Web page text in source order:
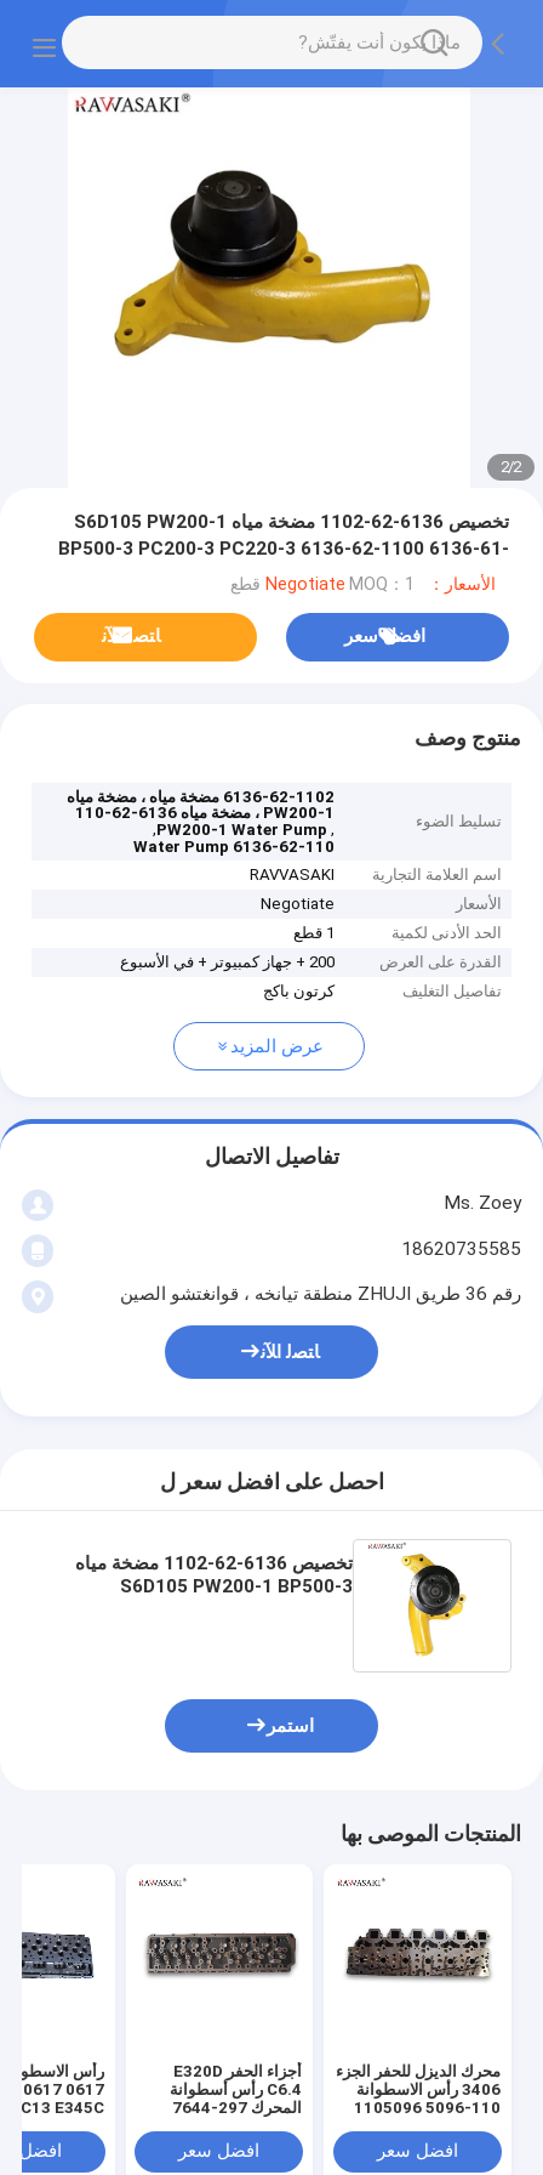
2
/
2
تخصيص 6136-62-1102 مضخة مياه S6D105 PW200-1
BP500-3 PC200-3 PC220-3 6136-62-1100 6136-61-
1200
الأسعار：Negotiate MOQ：1 قطع
افضل سعر ﺎﺘﺼﻟ ﺍﻶﻧ
منتوج وصف
تسليط الضوء
6136-62-1102 مضخة مياه ، مضخة مياه
PW200-1 ، مضخة مياه 6136-62-110
,
PW200-1 Water Pump
,
6136-62-110 Water Pump
اسم العلامة التجارية
RAVVASAKI
الأسعار
Negotiate
الحد الأدنى لكمية
1 قطع
القدرة على العرض
200 + جهاز كمبيوتر + في الأسبوع
تفاصيل التغليف
كرتون باكج
عرض المزيد
تفاصيل الاتصال
Ms. Zoey
18620735585
رقم 36 طريق ZHUJI منطقة تيانخه ، قوانغتشو الصين
ﺎﺘﺼﻟ ﺍﻶﻧ
احصل على افضل سعر ل
تخصيص 6136-62-1102 مضخة مياه
S6D105 PW200-1 BP500-3
استمر
المنتجات الموصى بها
محرك الديزل للحفر الجزء
3406 رأس الاسطوانة
110-5096 1105096
افضل سعر
أجزاء الحفر E320D
C6.4 رأس أسطوانة
المحرك 297-7644
افضل سعر
C13 E345C
افضل